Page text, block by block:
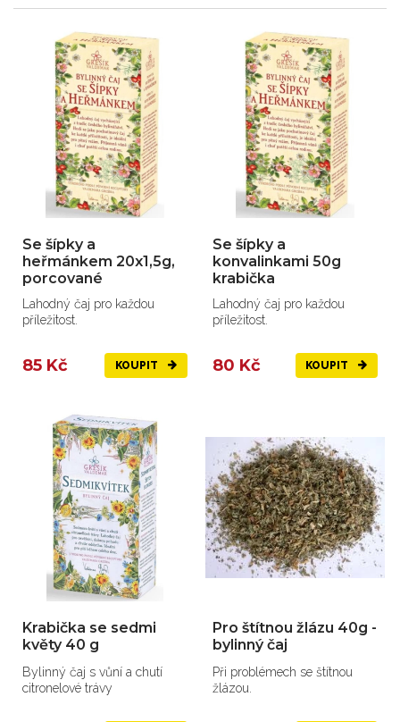
Se šípky a
heřmánkem 20x1,5g,
porcované
Lahodný čaj pro každou
příležitost.
85 Kč KOUPIT
Se šípky a
konvalinkami 50g
krabička
Lahodný čaj pro každou
příležitost.
80 Kč KOUPIT
Krabička se sedmi
květy 40 g
Bylinný čaj s vůní a chutí
citronelové trávy
Pro štítnou žlázu 40g -
bylinný čaj
Při problémech se štítnou
žlázou.